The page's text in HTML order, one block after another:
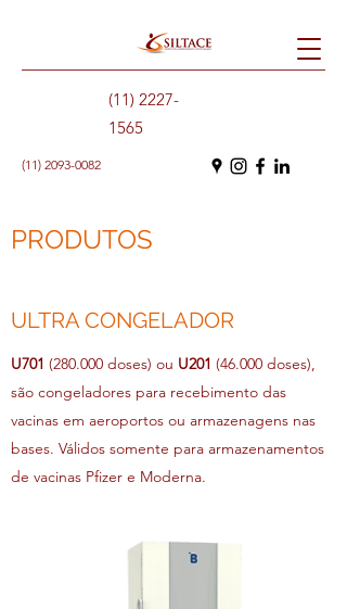
(11) 2227-
1565
(11) 2093-0082
PRODUTOS
ULTRA CONGELADOR
U701 (280.000 doses) ou U201 (46.000 doses),
são congeladores para recebimento das
vacinas em aeroportos ou armazenagens nas
bases. Válidos somente para armazenamentos
de vacinas Pfizer e Moderna.